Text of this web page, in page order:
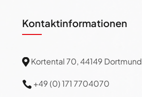
Kontaktinformationen
 Kortental 70, 44149 Dortmund
 +49 (0) 171 7704070